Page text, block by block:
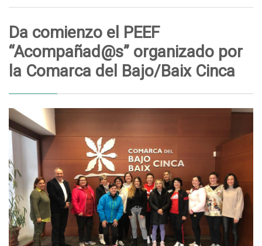
Da comienzo el PEEF
“Acompañad@s” organizado por
la Comarca del Bajo/Baix Cinca